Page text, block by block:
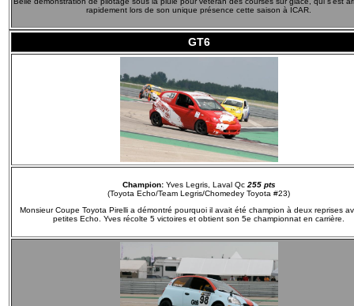
rapidement lors de son unique présence cette saison à ICAR.
GT6
Champion: Yves Legris, Laval Qc 255 pts
(Toyota Echo/Team Legris/Chomedey Toyota #23)
Monsieur Coupe Toyota Pirelli a démontré pourquoi il avait été champion à deux reprises
petites Echo. Yves récolte 5 victoires et obtient son 5e championnat en carrière.